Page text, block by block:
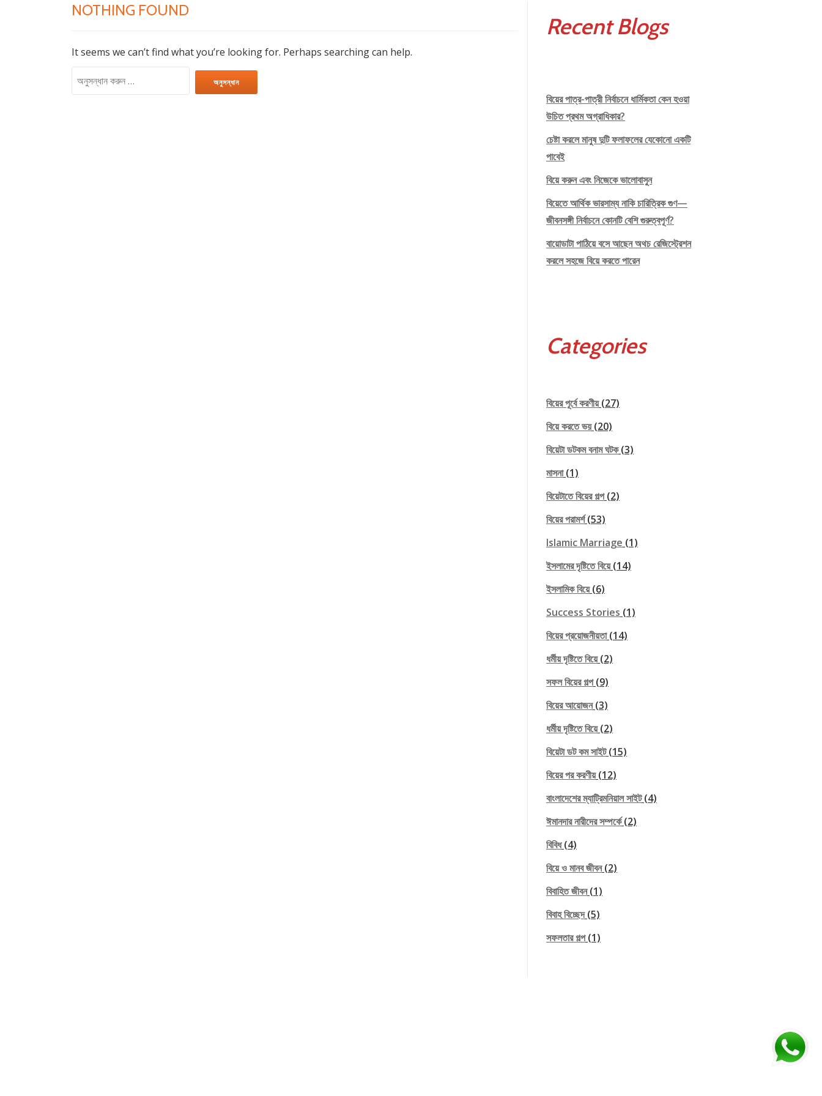
NOTHING FOUND
It seems we can’t find what you’re looking for. Perhaps searching can help.
Recent Blogs
বিয়ের পাত্র-পাত্রী নির্বাচনে ধার্মিকতা কেন হওয়া
উচিত প্রথম অগ্রাধিকার?
চেষ্টা করলে মানুষ দুটি ফলাফলের যেকোনো একটি
পাবেই
বিয়ে করুন এবং নিজেকে ভালোবাসুন
বিয়েতে আর্থিক ভারসাম্য নাকি চারিত্রিক গুণ—
জীবনসঙ্গী নির্বাচনে কোনটি বেশি গুরুত্বপূর্ণ?
বায়োডাটা পাঠিয়ে বসে আছেন অথচ রেজিস্ট্রেশন
করলে সহজে বিয়ে করতে পারেন
Categories
বিয়ের পূর্বে করণীয়(27)
বিয়ে করতে ভয়(20)
বিয়েটা ডটকম বনাম ঘটক(3)
মাসনা(1)
বিয়েটাতে বিয়ের গল্প(2)
বিয়ের পরামর্শ(53)
Islamic Marriage (1)
ইসলামের দৃষ্টিতে বিয়ে(14)
ইসলামিক বিয়ে(6)
Success Stories (1)
বিয়ের প্রয়োজনীয়তা(14)
ধর্মীয় দৃষ্টিতে বিয়ে(2)
সফল বিয়ের গল্প(9)
বিয়ের আয়োজন(3)
ধর্মীয় দৃষ্টিতে বিয়ে(2)
বিয়েটা ডট কম সাইট(15)
বিয়ের পর করণীয়(12)
বাংলাদেশের ম্যাট্রিমনিয়াল সাইট(4)
ঈমানদার নারীদের সম্পর্কে(2)
বিবিধ(4)
বিয়ে ও মানব জীবন(2)
বিবাহিত জীবন(1)
বিবাহ বিচ্ছেদ(5)
সফলতার গল্প(1)